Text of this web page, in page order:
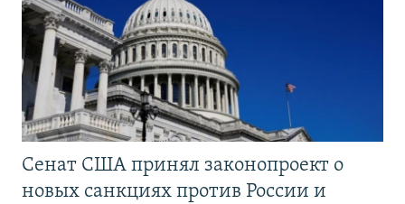
Сенат США принял законопроект о
новых санкциях против России и